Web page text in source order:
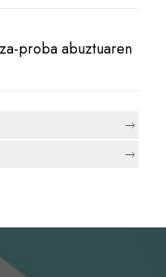
proba abuztuaren